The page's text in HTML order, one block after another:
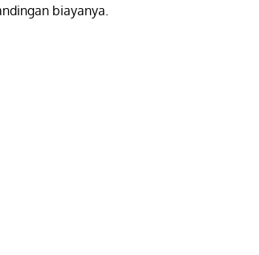
biayanya.